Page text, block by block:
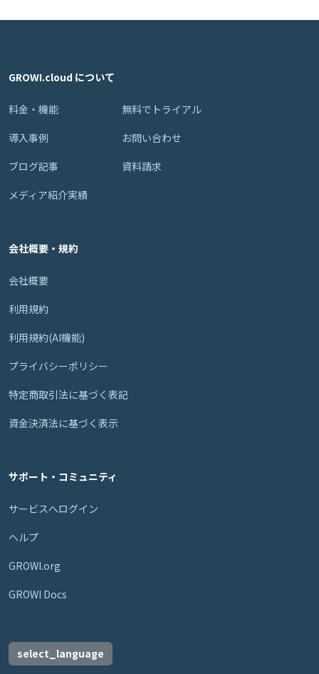
GROWI.cloud について
料金・機能
導入事例
ブログ記事
メディア紹介実績
無料でトライアル
お問い合わせ
資料請求
会社概要・規約
会社概要
利用規約
利用規約(AI機能)
プライバシーポリシー
特定商取引法に基づく表記
資金決済法に基づく表示
サポート・コミュニティ
サービスへログイン
ヘルプ
GROWI.org
GROWI Docs
select_language